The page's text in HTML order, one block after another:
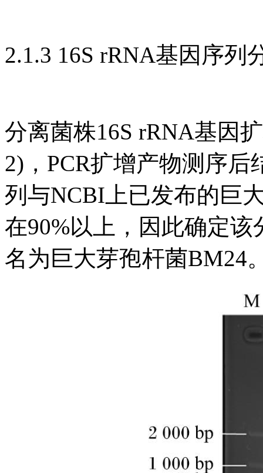
2.1.3 16S rRNA基因序列
分离菌株16S rRNA基因
2)，PCR扩增产物测序
列与NCBI上已发布的巨
在90%以上，因此确定
名为巨大芽孢杆菌BM24